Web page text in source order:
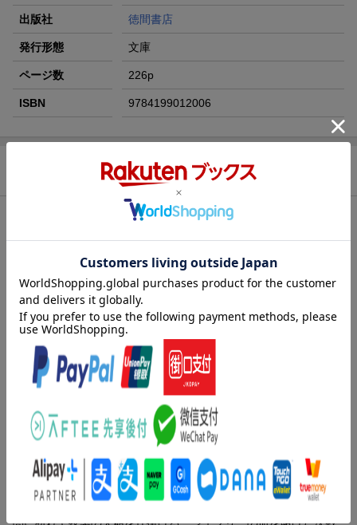
出版社 徳間書店
発行形態 文庫
ページ数 226p
ISBN 9784199012006
内容紹介（JPROより）
目前で絶たれ、呆然とするビセンテ。けれど、新たな寄港地を求
めて、スペイン軍は敵国フランスのカレーを目指す。一方、飢餓
から体調不良の船員が増え始めたイングランド側にも余裕はな
い。敵方の撤退に合わせて、ついに『蠍の心臓』(コル・スコルピ
ィ)作戦が始動!! 闇に紛れて夜襲の火船を仕掛ける、ジェフリー
の命を賭けた決戦の日が訪れる──!!
内容紹介（「BOOK」データベースより）
ワイト島全島から火の手が上がり、上陸は不可能！！補給の望み
求めて、スペイン軍は敵国フランスのカレーを目指す。一方、飢
餓から体調不良の船員が増え始めたイングランド側にも余裕はな
い。敵方の撤退に合わせて、ついに『蠍の心臓』作戦が始動！！
闇に紛れて夜襲の火船を仕掛ける、ジェフリーの命を賭けた決戦